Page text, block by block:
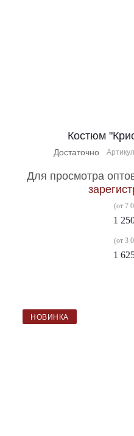
Костюм
Достаточно
Для просмотра
(от 7
1
(от 3
1
НОВИНКА